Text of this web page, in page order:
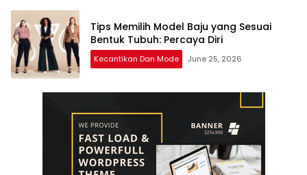
Tips Memilih Model Baju yang Sesuai
Bentuk Tubuh: Percaya Diri
Kecantikan Dan Mode June 25, 2026